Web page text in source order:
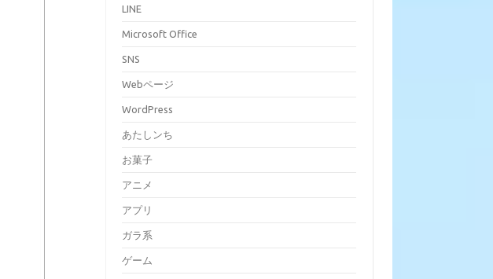
LINE
Microsoft Office
SNS
Webページ
WordPress
あたしンち
お菓子
アニメ
アプリ
ガラ系
ゲーム